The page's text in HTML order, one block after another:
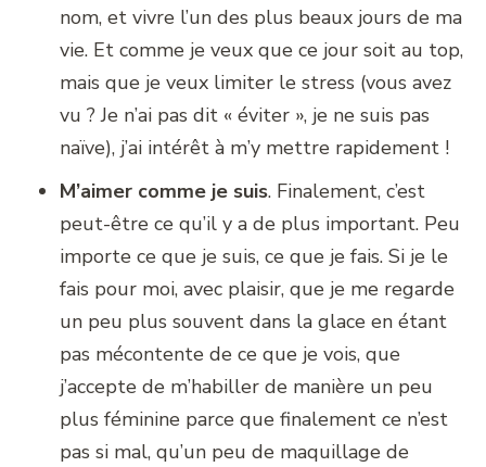
nom, et vivre l’un des plus beaux jours de ma
vie. Et comme je veux que ce jour soit au top,
mais que je veux limiter le stress (vous avez
vu ? Je n’ai pas dit « éviter », je ne suis pas
naïve), j’ai intérêt à m’y mettre rapidement !
M’aimer comme je suis. Finalement, c’est
peut-être ce qu’il y a de plus important. Peu
importe ce que je suis, ce que je fais. Si je le
fais pour moi, avec plaisir, que je me regarde
un peu plus souvent dans la glace en étant
pas mécontente de ce que je vois, que
j’accepte de m’habiller de manière un peu
plus féminine parce que finalement ce n’est
pas si mal, qu’un peu de maquillage de